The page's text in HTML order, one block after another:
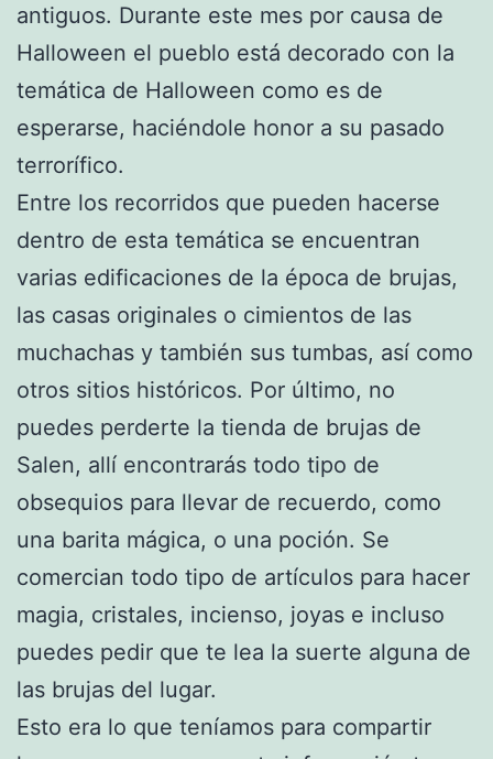
antiguos. Durante este mes por causa de
Halloween el pueblo está decorado con la
temática de Halloween como es de
esperarse, haciéndole honor a su pasado
terrorífico.
Entre los recorridos que pueden hacerse
dentro de esta temática se encuentran
varias edificaciones de la época de brujas,
las casas originales o cimientos de las
muchachas y también sus tumbas, así como
otros sitios históricos. Por último, no
puedes perderte la tienda de brujas de
Salen, allí encontrarás todo tipo de
obsequios para llevar de recuerdo, como
una barita mágica, o una poción. Se
comercian todo tipo de artículos para hacer
magia, cristales, incienso, joyas e incluso
puedes pedir que te lea la suerte alguna de
las brujas del lugar.
Esto era lo que teníamos para compartir